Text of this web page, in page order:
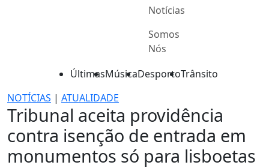
Notícias
Somos
Nós
ÚltimasMúsicaDesportoTrânsito
NOTÍCIAS | ATUALIDADE
Tribunal aceita providência
contra isenção de entrada em
monumentos só para lisboetas